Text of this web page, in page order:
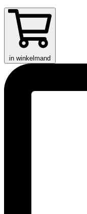
in winkelmand